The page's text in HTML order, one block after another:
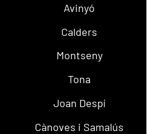
Avinyó
Calders
Montseny
Tona
Joan Despí
Cànoves i Samalús